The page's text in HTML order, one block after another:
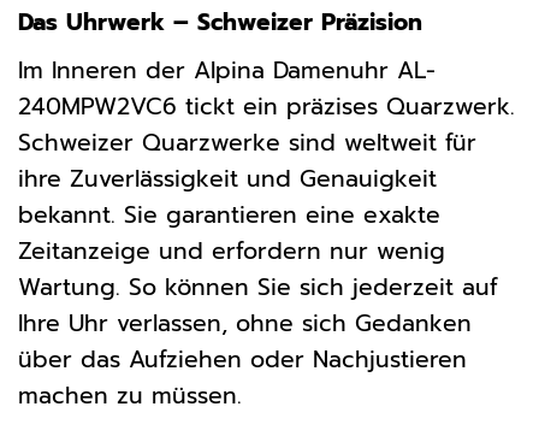
Das Uhrwerk – Schweizer Präzision
Im Inneren der Alpina Damenuhr AL-
240MPW2VC6 tickt ein präzises Quarzwerk.
Schweizer Quarzwerke sind weltweit für
ihre Zuverlässigkeit und Genauigkeit
bekannt. Sie garantieren eine exakte
Zeitanzeige und erfordern nur wenig
Wartung. So können Sie sich jederzeit auf
Ihre Uhr verlassen, ohne sich Gedanken
über das Aufziehen oder Nachjustieren
machen zu müssen.